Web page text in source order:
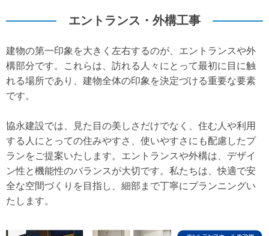
エントランス・外構工事
建物の第一印象を大きく左右するのが、エントランスや外
構部分です。これらは、訪れる人々にとって最初に目に触
れる場所であり、建物全体の印象を決定づける重要な要素
です。
協永建設では、見た目の美しさだけでなく、住む人や利用
する人にとっての住みやすさ、使いやすさにも配慮したプ
ランをご提案いたします。エントランスや外構は、デザイ
ン性と機能性のバランスが大切です。私たちは、快適で安
全な空間づくりを目指し、細部まで丁寧にプランニングい
たします。